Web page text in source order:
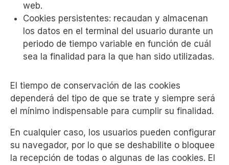
web.
Cookies persistentes: recaudan y almacenan
los datos en el terminal del usuario durante un
periodo de tiempo variable en función de cuál
sea la finalidad para la que han sido utilizadas.
El tiempo de conservación de las cookies
dependerá del tipo de que se trate y siempre será
el mínimo indispensable para cumplir su finalidad.
En cualquier caso, los usuarios pueden configurar
su navegador, por lo que se deshabilite o bloquee
la recepción de todas o algunas de las cookies. El